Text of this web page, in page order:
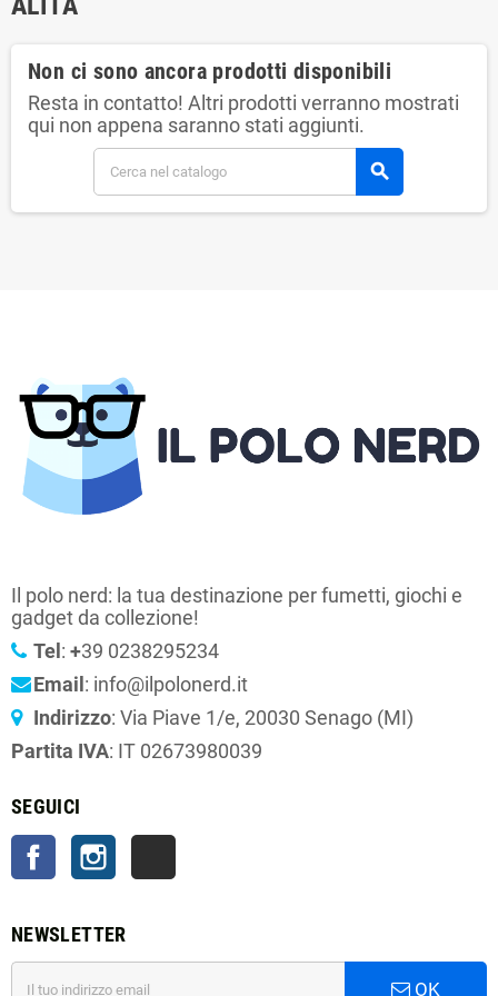
Non ci sono ancora prodotti disponibili
Resta in contatto! Altri prodotti verranno mostrati
qui non appena saranno stati aggiunti.
search
Il polo nerd: la tua destinazione per fumetti, giochi e
gadget da collezione!
Tel : +39 0238295234
Email : info@ilpolonerd.it
Indirizzo: Via Piave 1/e, 20030 Senago (MI)
Partita IVA: IT 02673980039
SEGUICI
FacebookInstagram
NEWSLETTER
OK